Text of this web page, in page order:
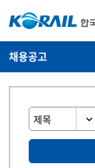
채용공고